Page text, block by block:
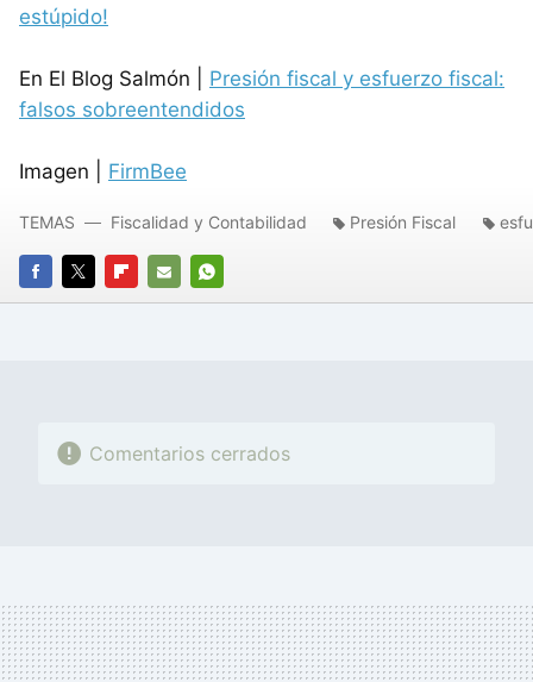
estúpido!
En El Blog Salmón | Presión fiscal y esfuerzo fiscal:
falsos sobreentendidos
Imagen | FirmBee
FACEBOOK
TWITTERFLIPBOARD
E-
WHATSAPP
TEMAS Fiscalidad y Contabilidad Presión Fiscal
Comentarios cerrados